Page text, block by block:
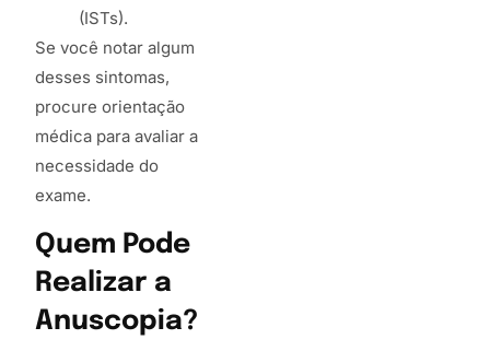
(ISTs).
Se você notar algum
desses sintomas,
procure orientação
médica para avaliar a
necessidade do
exame.
Quem Pode
Realizar a
Anuscopia?